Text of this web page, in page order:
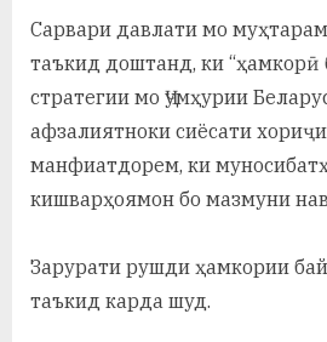
Сарвари давлати мо
таъкид доштанд, ки “ҳамкорӣ
стратегии мо Ҷумҳурии
афзалиятноки сиёсати
манфиатдорем, ки
кишварҳоямон бо мазмуни
Зарурати рушди ҳамкории
таъкид карда шуд.